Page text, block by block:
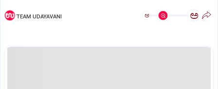
TEAM UDAYAVANI ಅ ಅ